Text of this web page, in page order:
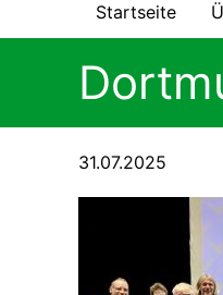
Startseite
31.07.2025